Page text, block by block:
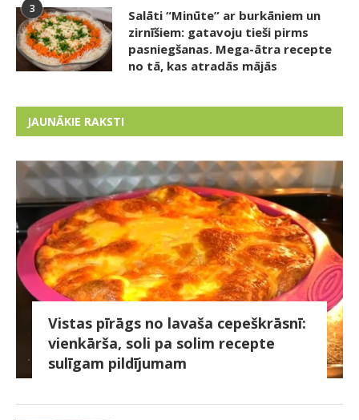
3
Salāti “Minūte” ar burkāniem un
zirnīšiem: gatavoju tieši pirms
pasniegšanas. Mega-ātra recepte
no tā, kas atradās mājās
JAUNĀKIE RAKSTI
Vistas pīrāgs no lavaša cepeškrāsnī:
vienkārša, soli pa solim recepte
sulīgam pildījumam